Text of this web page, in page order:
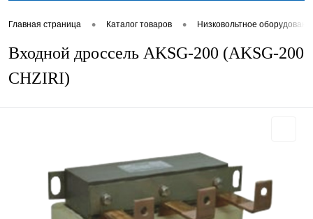
Главная страница • Каталог товаров • Низковольтное
Входной дроссель AKSG-200 (AKSG-200
CHZIRI)